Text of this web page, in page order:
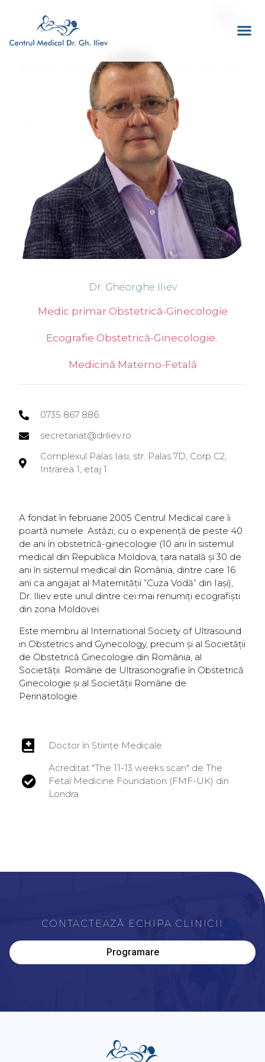
Dr. Gheorghe Iliev
Medic primar Obstetrică-Ginecologie
Ecografie Obstetrică-Ginecologie.
Medicină Materno-Fetală
0735 867 886
secretariat@driliev.ro
Complexul Palas Iasi, str. Palas 7D, Corp C2,
Intrarea 1, etaj 1
A fondat în februarie 2005 Centrul Medical care îi
poartă numele. Astăzi, cu o experiență de peste 40
de ani în obstetrică-ginecologie (10 ani în sistemul
medical din Republica Moldova, țara natală și 30 de
ani în sistemul medical din România, dintre care 16
ani ca angajat al Maternității ”Cuza Vodă” din Iași),
Dr. Iliev este unul dintre cei mai renumiți ecografiști
din zona Moldovei.
Este membru al International Society of Ultrasound
in Obstetrics and Gynecology, precum și al Societății
de Obstetrică Ginecologie din România, al
Societăţii Române de Ultrasonografie în Obstetrică
Ginecologie și al Societăţii Române de
Perinatologie.
Doctor în Științe Medicale
Acreditat "The 11-13 weeks scan" de The
Fetal Medicine Foundation (FMF-UK) din
Londra
CONTACTEAZĂ ECHIPA CLINICII
Programare